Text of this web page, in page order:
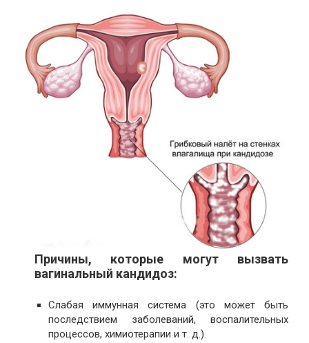
Причины, которые могут вызвать
вагинальный кандидоз:
Слабая иммунная система (это может быть
последствием заболеваний, воспалительных
процессов, химиотерапии и т. д.).